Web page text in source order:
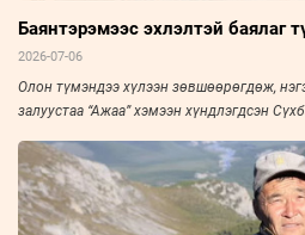
Баянтэрэмээс эхлэлтэй баялаг
2026-07-06
Олон түмэндээ хүлээн зөвшөөрөгдөж,
залуустаа “Ажаа” хэмээн хүндлэгдсэн
“Зууны мэдээ” сонин “Амьдралын
хүч дүүрэн амьдарсан эрхэм хүний
засаг, улс төрийн амьдралын нэгэн үе